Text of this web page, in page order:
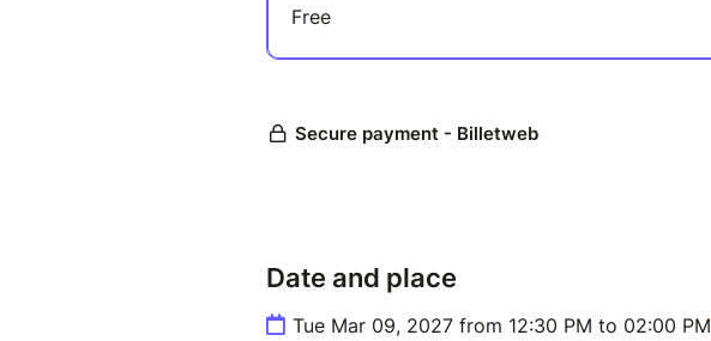
Date and place
Tue Mar 09, 2027 from 12:30 PM to 02:00 PM